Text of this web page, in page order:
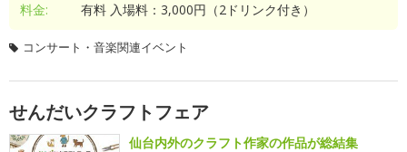
料金: 有料 入場料：3,000円（2ドリンク付き）
コンサート・音楽関連イベント
せんだいクラフトフェア
仙台内外のクラフト作家の作品が総結集